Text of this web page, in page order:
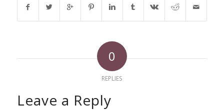
0
REPLIES
Leave a Reply